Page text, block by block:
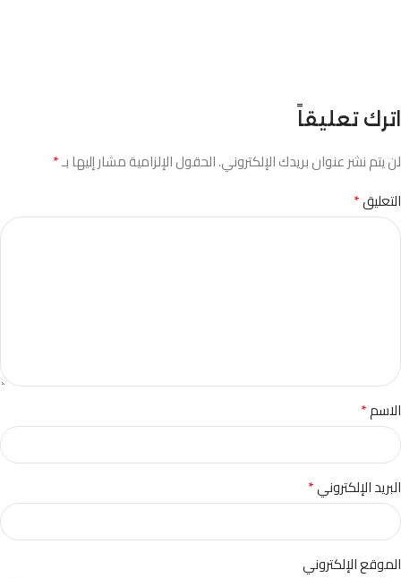
اترك تعليقاً
لن يتم نشر عنوان بريدك الإلكتروني.الحقول الإلزامية مشار إليها بـ*
التعليق*
الاسم*
البريد الإلكتروني*
الموقع الإلكتروني